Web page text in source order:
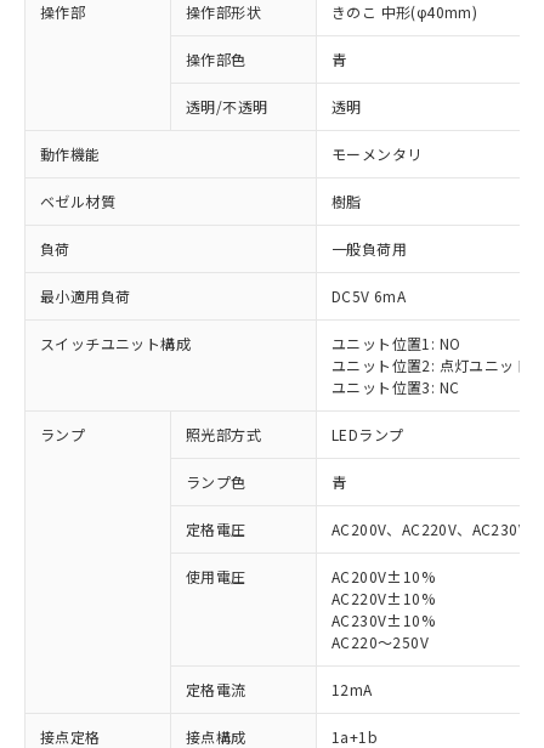
操作部 操作部形状 きのこ 中形(φ40mm)
操作部色 青
透明/不透明 透明
動作機能 モーメンタリ
ベゼル材質 樹脂
負荷 一般負荷用
最小適用負荷 DC5V 6mA
スイッチユニット構成
ユニット位置1: NO
ユニット位置2: 点灯ユニット
ユニット位置3: NC
ランプ 照光部方式 LEDランプ
ランプ色 青
定格電圧 AC200V、AC220V、AC230V
使用電圧
AC200V±10%
AC220V±10%
AC230V±10%
AC220～250V
定格電流 12mA
接点定格 接点構成 1a+1b
※1 対応状況